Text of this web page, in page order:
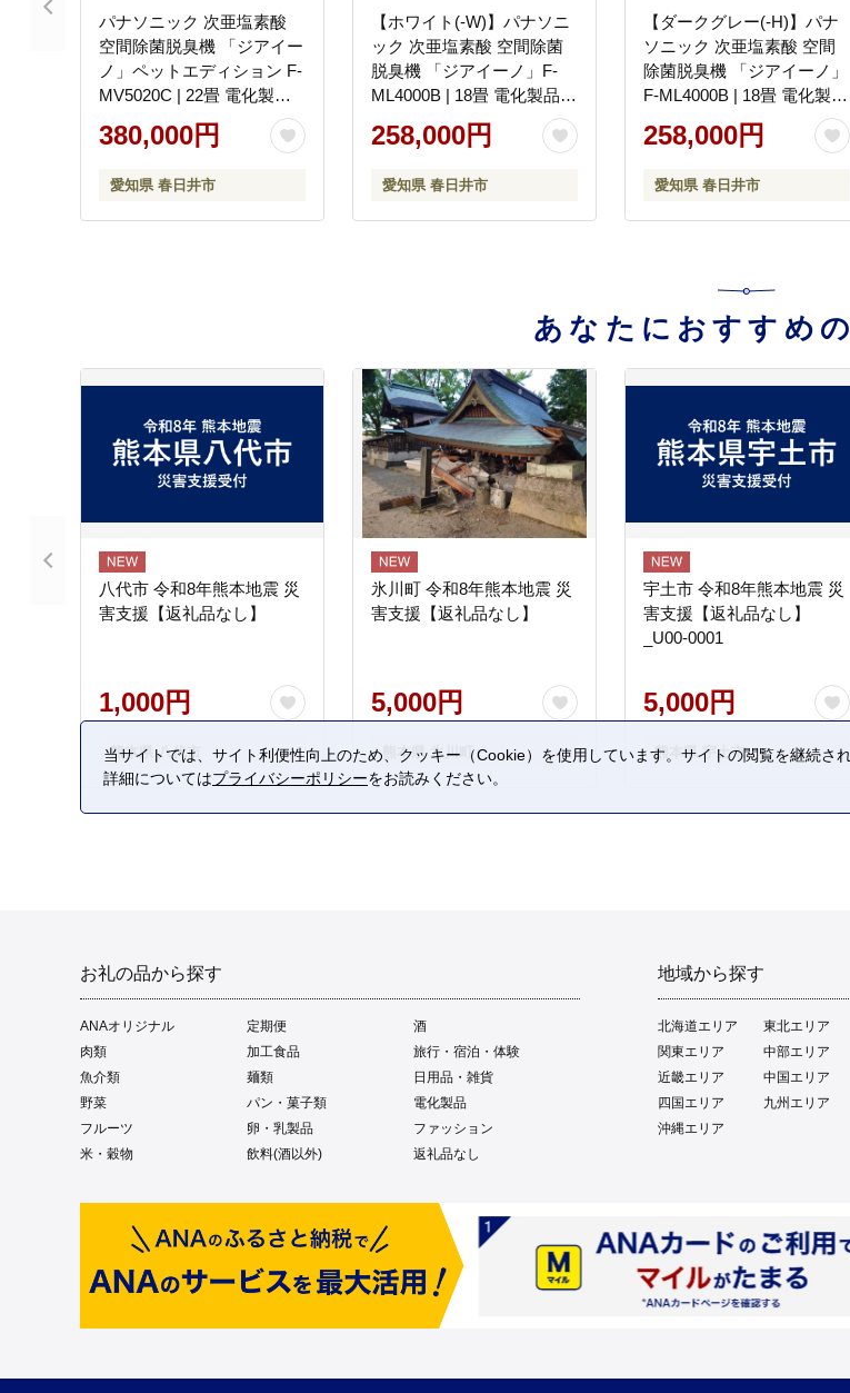
パナソニック 次亜塩素酸
空間除菌脱臭機 「ジアイー
ノ」ペットエディション F-
MV5020C | 22畳 電化製品
生活家電 集じん 家電 空気
清浄機 空間 除菌 脱臭 感染
レルギー ハウスダスト 花
粉症 加湿 リビング ペット
380,000円
愛知県 春日井市
【ホワイト(-W)】パナソニ
ック 次亜塩素酸 空間除菌
脱臭機 「ジアイーノ」F-
ML4000B | 18畳 電化製品
生活家電 集じん 家電 空気
清浄機 空間 除菌 脱臭 感染
レルギー ハウスダスト 花
粉症 加湿 リビング ペット
258,000円
愛知県 春日井市
【ダークグレー(-H)】パナ
ソニック 次亜塩素酸 空間
除菌脱臭機 「ジアイーノ」
F-ML4000B | 18畳 電化製品
生活家電 集じん 家電 空気
清浄機 空間 除菌 脱臭 感染
レルギー ハウスダスト 花
粉症 加湿 リビング ペット
258,000円
愛知県 春日井市
あなたにおすすめ
八代市 令和8年熊本地震 災
害支援【返礼品なし】
1,000円
熊本県 八代市
氷川町 令和8年熊本地震 災
害支援【返礼品なし】
5,000円
熊本県 氷川町
宇土市 令和8年熊本地震 災
害支援【返礼品なし】
_U00-0001
5,000円
熊本県 宇土市
お礼の品から探す
ANAオリジナル 定期便
酒
肉類
加工食品
旅行・宿泊・体験
魚介類
麺類
日用品・雑貨
野菜
パン・菓子類
電化製品
フルーツ
卵・乳製品
ファッション
米・穀物
飲料(酒以外) 返礼品なし
地域から探す
北海道エリア
東北エリア
関東エリア
中部エリア
近畿エリア
中国エリア
四国エリア
九州エリア
沖縄エリア
当サイトでは、サイト利便性向上のため、クッキー（Cookie）を使用しています。サイトの閲覧を継続さ
詳細についてはプライバシーポリシーをお読みください。